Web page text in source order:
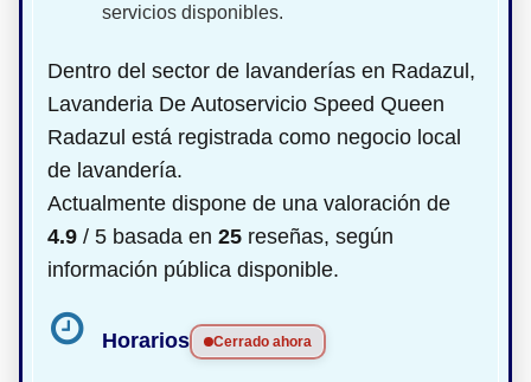
servicios disponibles.
Dentro del sector de lavanderías en Radazul,
Lavanderia De Autoservicio Speed Queen
Radazul está registrada como negocio local
de lavandería.
Actualmente dispone de una valoración de
4.9 / 5 basada en 25 reseñas, según
información pública disponible.
Horarios Cerrado ahora